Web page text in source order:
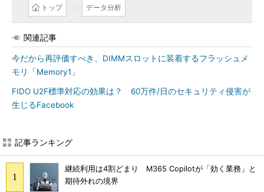
トップ データ分析
関連記事
今だから再評価すべき、DIMMスロットに装着するフラッシュメ
モリ「Memory1」
FIDO U2F標準対応の効果は？ 60万件/日のセキュリティ侵害が
生じるFacebook
記事ランキング
継続利用は4割どまり M365 Copilotが「効く業務」と
期待外れの境界